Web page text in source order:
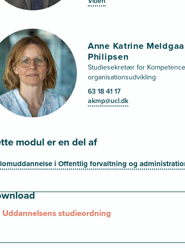
Anne Katrine
Philipsen
Studiesekretær for
organisationsudvikling
63 18 41 17
akmp@ucl.dk
modul er en del af
i Offentlig forvaltning og
Uddannelsens studieordning